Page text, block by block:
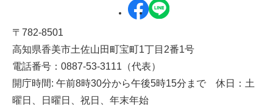
〒782-8501
高知県香美市土佐山田町宝町1丁目2番1号
電話番号：0887-53-3111（代表）
開庁時間: 午前8時30分から午後5時15分まで 休日：土
曜日、日曜日、祝日、年末年始